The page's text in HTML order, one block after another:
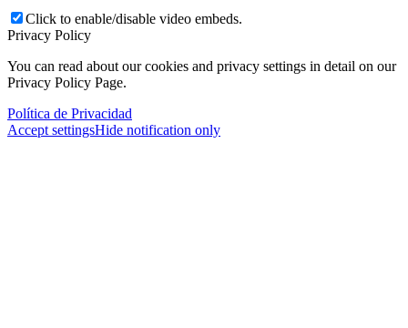
Click to enable/disable video embeds.
Privacy Policy
You can read about our cookies and privacy settings in detail on our
Privacy Policy Page.
Política de Privacidad
Accept settingsHide notification only